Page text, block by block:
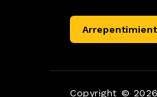
Copyright ©